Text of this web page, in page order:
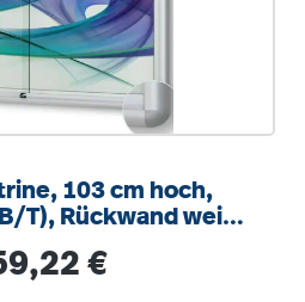
hoch,
Rückwand weiß,
Preis:
€